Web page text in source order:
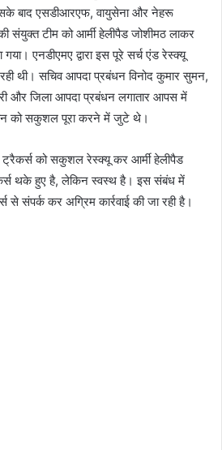
बाद एसडीआरएफ, वायुसेना और नेहरू
संयुक्त टीम को आर्मी हेलीपैड जोशीमठ लाकर
एनडीएमए द्वारा इस पूरे सर्च एंड रेस्क्यू
थी। सचिव आपदा प्रबंधन विनोद कुमार सुमन,
और जिला आपदा प्रबंधन लगातार आपस में
को सकुशल पूरा करने में जुटे थे।
को सकुशल रेस्क्यू कर आर्मी हेलीपैड
थके हुए है, लेकिन स्वस्थ है। इस संबंध में
संपर्क कर अग्रिम कार्रवाई की जा रही है।